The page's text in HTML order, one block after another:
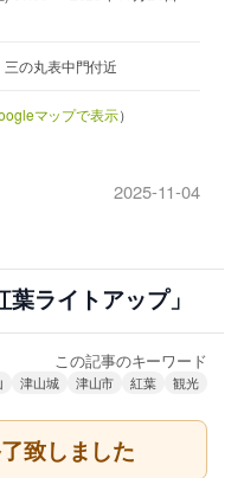
の丸表中門付近
マップで表示）
2025-11-04
ライトアップ」
この記事のキーワード
津山城 津山市 紅葉 観光
致しました